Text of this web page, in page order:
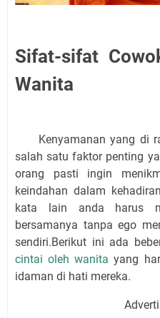
Sifat-sifat
Wanita
Kenyamanan yang di
salah satu faktor penting
orang pasti ingin
keindahan dalam
kata lain anda harus
bersamanya tanpa ego
sendiri.Berikut ini ada
cintai oleh wanita yang
idaman di hati mereka.